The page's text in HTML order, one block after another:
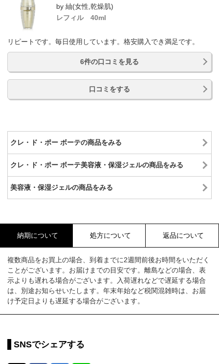
by 紬(女性,乾燥肌)
レフィル 40ml
リピートです。毎日使用しています。格安購入でき満足です。
6件の口コミを見る
口コミをする
クレ・ド・ポー ボーテの商品をみる
クレ・ド・ポー ボーテ美容液・保湿ジェルの商品をみる
美容液・保湿ジェルの商品をみる
納期について 処方について 返品について
複数商品をお買上の場合、到着までに2週間前後お時間をいただく
ことがございます。お届けまでの目安です。離島などの場合、表
示よりも遅れる場合がございます。入荷遅れなどで遅延する場合
は、別途お知らせいたします。年末年始など税関混雑時は、お届
け予定日よりも遅延する場合がございます。
SNSでシェアする